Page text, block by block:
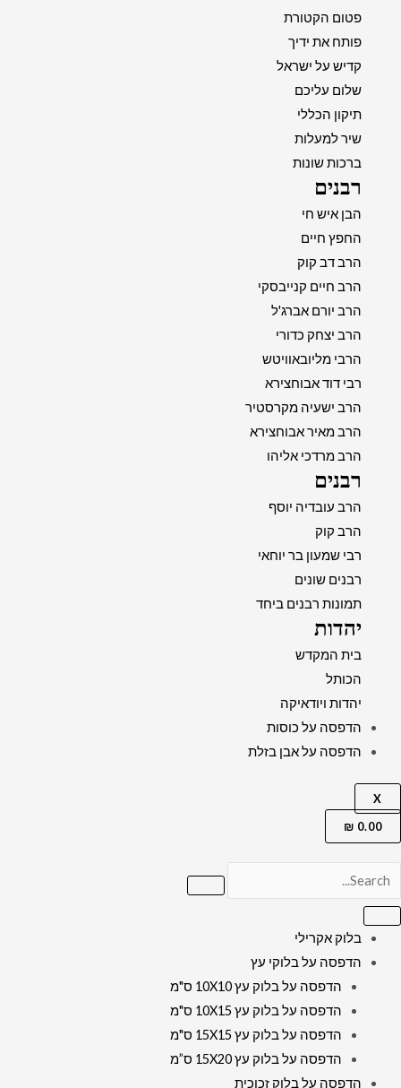
פטום הקטורת
פותח את ידיך
קדיש על ישראל
שלום עליכם
תיקון הכללי
שיר למעלות
ברכות שונות
רבנים
הבן איש חי
החפץ חיים
הרב דב קוק
הרב חיים קנייבסקי
הרב יורם אברג'ל
הרב יצחק כדורי
הרבי מליובאוויטש
רבי דוד אבוחצירא
הרב ישעיה מקרסטיר
הרב מאיר אבוחצירא
הרב מרדכי אליהו
רבנים
הרב עובדיה יוסף
הרב קוק
רבי שמעון בר יוחאי
רבנים שונים
תמונות רבנים ביחד
יהדות
בית המקדש
הכותל
יהדות ויודאיקה
הדפסה על כוסות
הדפסה על אבן בזלת
X
0.00
₪
בלוק אקרילי
הדפסה על בלוקי עץ
הדפסה על בלוק עץ 10X10 ס"מ
הדפסה על בלוק עץ 10X15 ס"מ
הדפסה על בלוק עץ 15X15 ס"מ
הדפסה על בלוק עץ 15X20 ס”מ
הדפסה על בלוק זכוכית